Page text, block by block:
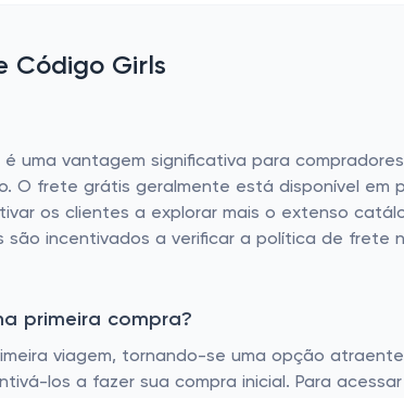
Código Girls
uma vantagem significativa para
O frete grátis geralmente está disponível em
os clientes a explorar mais o extenso
incentivados a verificar a política de frete
primeira compra?
viagem, tornando-se uma opção
los a fazer sua compra inicial. Para